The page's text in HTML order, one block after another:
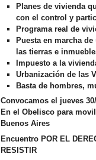
Planes de vivienda
con el control y
Programa real de
Puesta en marcha
las tierras e
Impuesto a la
Urbanización de las
Basta de hombres,
Convocamos el jueves
En elObelisco para
Buenos Aires
Encuentro POR EL
RESISTIR